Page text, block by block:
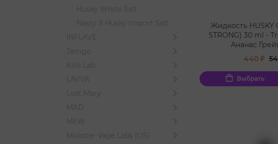
Husky White Salt
Nasty X Husky Import Salt
INFLAVE
Jamgo
Kills Lab
Lost Mary
MAD
MEW
Monster Vape Labs (US)
Жидкость HUSKY
STRONG) 30 ml -
Ананас
440 ₽
Выбрать